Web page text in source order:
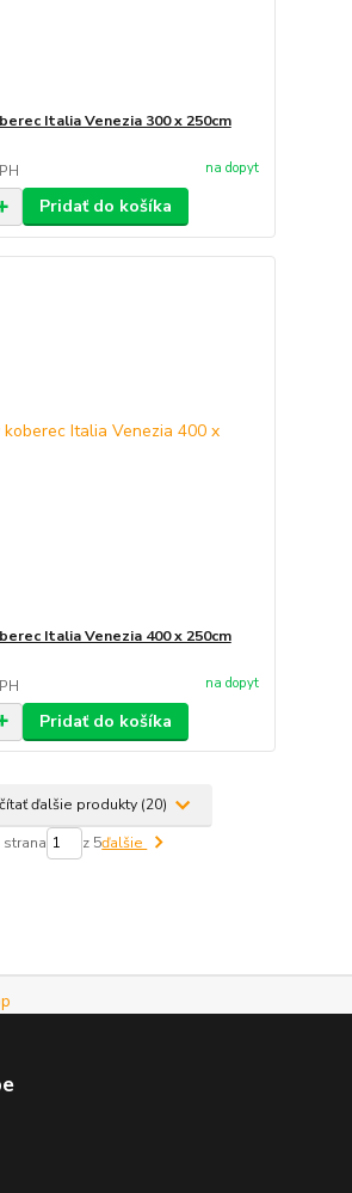
Italia Venezia 300 x 250cm
na dopyt
Pridať do košíka
Italia Venezia 400 x 250cm
na dopyt
Pridať do košíka
ďalšie produkty (20)
strana z 5ďalšie